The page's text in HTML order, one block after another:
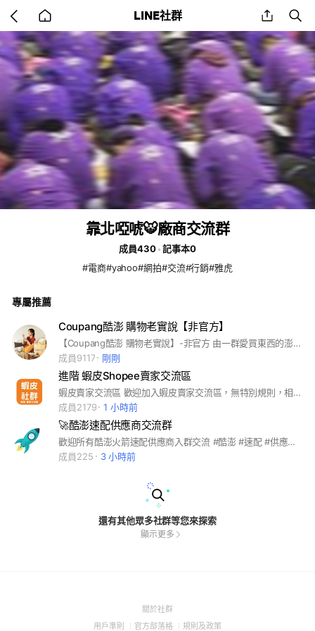
back
to
home
LINE社群 share
靠北啞唬🐯廠商交流群
成員430
記事本0
#電商#yahoo#網拍#交流#行銷#雅虎
專屬推薦
Coupang酷澎 購物老實說【非官方】
【Coupang酷澎 購物老實說】-非官方 由一群愛買東西的澎友所建立。 目前設主群、母嬰群、揪團群、二手交流群 #Coupang #韓國電商 #酷澎 #電商 #母嬰 #彩妝 #兒童 #食品 #零食 #Momo #蝦皮 #Pchome #Mamilove
成員9117
剛剛
進階 蝦皮Shopee賣家交流區
蝦皮賣家交流區 歡迎加入蝦皮賣家交流區，無特別規則，相互尊重即可 討論時可注意的底下幾點 1.清晰明確說明自身狀況，再點出具體要問的問題 2.有些答案可先自行搜尋，不要當伸手牌 3.學習不分年齡大小賣家，嘗試問與答，別害怕說錯，學到的都是你的 4.得到的答案關乎於你怎麼問，問之前好好想一下，並保持禮貌與尊重
成員2179
1 小時前
🚀酷澎速配供應商交流群
歡迎所有酷澎火箭速配供應商入群交流 #酷澎 #速配 #供應商 #火箭速配
成員225
3 小時前
還有其他眾多社群等您來探索
顯示更多
關於社群(Open
用戶準則 (Open
官方部落格 (Open
規則及政策(Open